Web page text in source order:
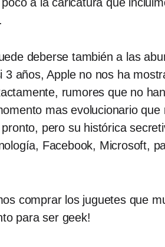
deberse también a las
3 años, Apple no nos ha
rumores que no
mas evolucionario
pero su histórica
Facebook, Microsoft,
comprar los juguetes que
para ser geek!